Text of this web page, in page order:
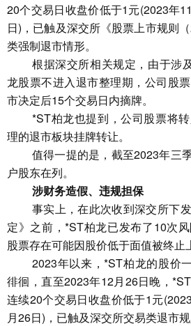
20个交易日收盘价低于1元(2023年
日)，已触及深交所《股票上市规则
类强制退市情形。
根据深交所相关规定，由于涉
龙股票不进入退市整理期，公司股
市决定后15个交易日内摘牌。
*ST柏龙也提到，公司股票将
理的退市板块挂牌转让。
值得一提的是，截至2023年三
户股东在列。
涉财务造假、违规担保
事实上，在此次收到深交所下
定》之前，*ST柏龙已发布了10次
股票存在可能因股价低于面值被终止
2023年以来，*ST柏龙的股价
徘徊，直至2023年12月26日晚，
连续20个交易日收盘价低于1元
月26日)，已触及深交所交易类退市规